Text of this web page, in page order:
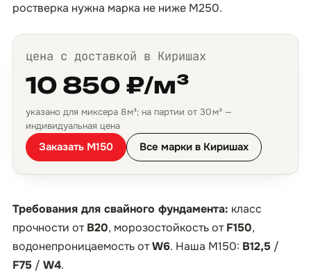
ростверка нужна марка не ниже М250.
цена с доставкой в Киришах
10 850 ₽/м³
указано для миксера 8 м³; на партии от 30 м³ —
индивидуальная цена
Заказать М150 Все марки в Киришах
Требования для свайного фундамента: класс
прочности отB20, морозостойкость отF150,
водонепроницаемость отW6. Наша М150: B12,5 /
F75 / W4.